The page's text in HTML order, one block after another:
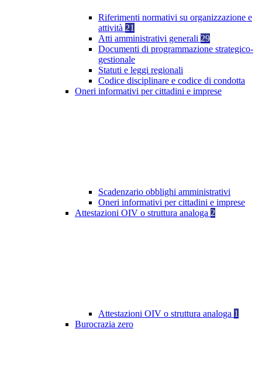
Riferimenti normativi su organizzazione e
attività 21
Atti amministrativi generali 29
Documenti di programmazione strategico-
gestionale
Statuti e leggi regionali
Codice disciplinare e codice di condotta
Oneri informativi per cittadini e imprese
Scadenzario obblighi amministrativi
Oneri informativi per cittadini e imprese
Attestazioni OIV o struttura analoga 2
Attestazioni OIV o struttura analoga 1
Burocrazia zero